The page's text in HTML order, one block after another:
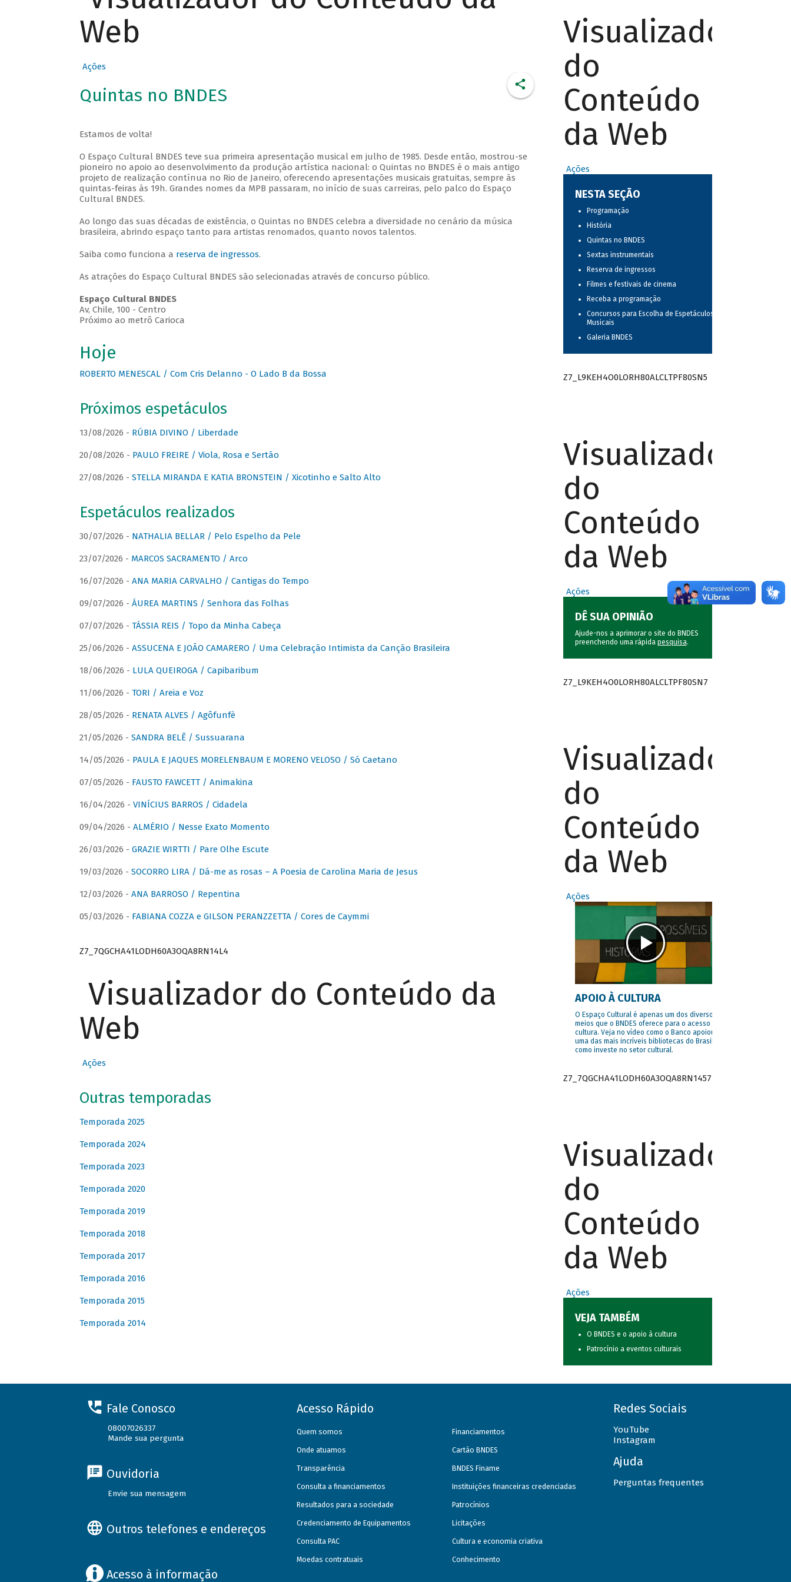
Web
Ações
Quintas no BNDES
Estamos de volta!
O Espaço Cultural BNDES teve sua primeira apresentação musical em julho de 1985. Desde então, mostrou-se
pioneiro no apoio ao desenvolvimento da produção artística nacional: o Quintas no BNDES é o mais antigo
projeto de realização contínua no Rio de Janeiro, oferecendo apresentações musicais gratuitas, sempre às
quintas-feiras às 19h. Grandes nomes da MPB passaram, no início de suas carreiras, pelo palco do Espaço
Cultural BNDES.
Ao longo das suas décadas de existência, o Quintas no BNDES celebra a diversidade no cenário da música
brasileira, abrindo espaço tanto para artistas renomados, quanto novos talentos.
Saiba como funciona a reserva de ingressos.
As atrações do Espaço Cultural BNDES são selecionadas através de concurso público.
Espaço Cultural BNDES
Av, Chile, 100 - Centro
Próximo ao metrô Carioca
Hoje
ROBERTO MENESCAL / Com Cris Delanno - O Lado B da Bossa
Próximos espetáculos
13/08/2026 - RÚBIA DIVINO / Liberdade
20/08/2026 - PAULO FREIRE / Viola, Rosa e Sertão
27/08/2026 - STELLA MIRANDA E KATIA BRONSTEIN / Xicotinho e Salto Alto
Espetáculos realizados
30/07/2026 - NATHALIA BELLAR / Pelo Espelho da Pele
23/07/2026 - MARCOS SACRAMENTO / Arco
16/07/2026 - ANA MARIA CARVALHO / Cantigas do Tempo
09/07/2026 - ÁUREA MARTINS / Senhora das Folhas
07/07/2026 - TÁSSIA REIS / Topo da Minha Cabeça
25/06/2026 - ASSUCENA E JOÃO CAMARERO / Uma Celebração Intimista da Canção Brasileira
18/06/2026 - LULA QUEIROGA / Capibaribum
11/06/2026 - TORI / Areia e Voz
28/05/2026 - RENATA ALVES / Agôfunfè
21/05/2026 - SANDRA BELÊ / Sussuarana
14/05/2026 - PAULA E JAQUES MORELENBAUM E MORENO VELOSO / Só Caetano
07/05/2026 - FAUSTO FAWCETT / Animakina
16/04/2026 - VINÍCIUS BARROS / Cidadela
09/04/2026 - ALMÉRIO / Nesse Exato Momento
26/03/2026 - GRAZIE WIRTTI / Pare Olhe Escute
19/03/2026 - SOCORRO LIRA / Dá-me as rosas – A Poesia de Carolina Maria de Jesus
12/03/2026 - ANA BARROSO / Repentina
05/03/2026 - FABIANA COZZA e GILSON PERANZZETTA / Cores de Caymmi
Z7_7QGCHA41LODH60A3OQA8RN14L4
Visualizador do Conteúdo da
Web
Ações
Outras temporadas
Temporada 2025
Temporada 2024
Temporada 2023
Temporada 2020
Temporada 2019
Temporada 2018
Temporada 2017
Temporada 2016
Temporada 2015
Temporada 2014
Visualizador
do
Conteúdo
da Web
Ações
NESTA SEÇÃO
Programação
História
Quintas no BNDES
Sextas instrumentais
Reserva de ingressos
Filmes e festivais de cinema
Receba a programação
Concursos para Escolha de Espetáculos
Musicais
Galeria BNDES
Z7_L9KEH4O0LORH80ALCLTPF80SN5
Visualizador
do
Conteúdo
da Web
Ações
DÊ SUA OPINIÃO
Ajude-nos a aprimorar o site do BNDES
preenchendo uma rápida pesquisa.
Z7_L9KEH4O0LORH80ALCLTPF80SN7
Visualizador
do
Conteúdo
da Web
Ações
APOIO À CULTURA
O Espaço Cultural é apenas um dos diversos
meios que o BNDES oferece para o acesso à
cultura. Veja no vídeo como o Banco apoiou
uma das mais incríveis bibliotecas do Brasil e
como investe no setor cultural.
Z7_7QGCHA41LODH60A3OQA8RN1457
Visualizador
do
Conteúdo
da Web
Ações
VEJA TAMBÉM
O BNDES e o apoio à cultura
Patrocínio a eventos culturais
Fale Conosco
08007026337
Mande sua pergunta
Ouvidoria
Envie sua mensagem
Outros telefones e endereços
Acesso à informação
Acesso Rápido
Quem somos
Onde atuamos
Transparência
Consulta a financiamentos
Resultados para a sociedade
Credenciamento de Equipamentos
Consulta PAC
Moedas contratuais
Financiamentos
Cartão BNDES
BNDES Finame
Instituições financeiras credenciadas
Patrocínios
Licitações
Cultura e economia criativa
Conhecimento
Redes Sociais
YouTube
Instagram
Ajuda
Perguntas frequentes